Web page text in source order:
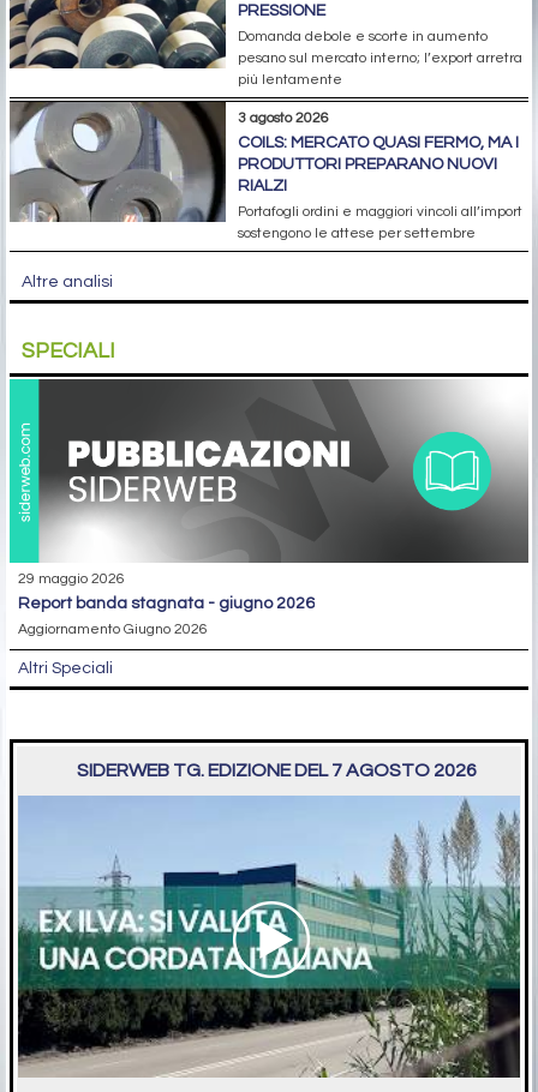
PRESSIONE
Domanda debole e scorte in aumento
pesano sul mercato interno; l’export arretra
più lentamente
3 agosto 2026
COILS: MERCATO QUASI FERMO, MA I
PRODUTTORI PREPARANO NUOVI
RIALZI
Portafogli ordini e maggiori vincoli all’import
sostengono le attese per settembre
Altre analisi
SPECIALI
29 maggio 2026
report banda stagnata - giugno 2026
Aggiornamento Giugno 2026
Altri Speciali
SIDERWEB TG. EDIZIONE DEL 7 AGOSTO 2026